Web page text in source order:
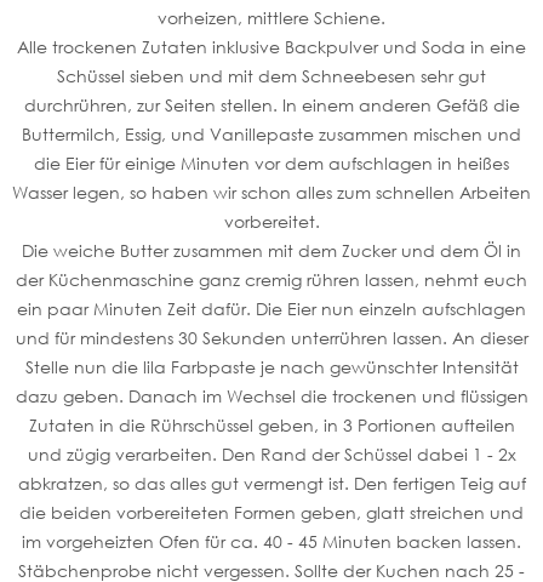
vorheizen, mittlere Schiene.
Alle trockenen Zutaten inklusive Backpulver und Soda in eine
Schüssel sieben und mit dem Schneebesen sehr gut
durchrühren, zur Seiten stellen. In einem anderen Gefäß die
Buttermilch, Essig, und Vanillepaste zusammen mischen und
die Eier für einige Minuten vor dem aufschlagen in heißes
Wasser legen, so haben wir schon alles zum schnellen Arbeiten
vorbereitet.
Die weiche Butter zusammen mit dem Zucker und dem Öl in
der Küchenmaschine ganz cremig rühren lassen, nehmt euch
ein paar Minuten Zeit dafür. Die Eier nun einzeln aufschlagen
und für mindestens 30 Sekunden unterrühren lassen. An dieser
Stelle nun die lila Farbpaste je nach gewünschter Intensität
dazu geben. Danach im Wechsel die trockenen und flüssigen
Zutaten in die Rührschüssel geben, in 3 Portionen aufteilen
und zügig verarbeiten. Den Rand der Schüssel dabei 1 - 2x
abkratzen, so das alles gut vermengt ist. Den fertigen Teig auf
die beiden vorbereiteten Formen geben, glatt streichen und
im vorgeheizten Ofen für ca. 40 - 45 Minuten backen lassen.
Stäbchenprobe nicht vergessen. Sollte der Kuchen nach 25 -